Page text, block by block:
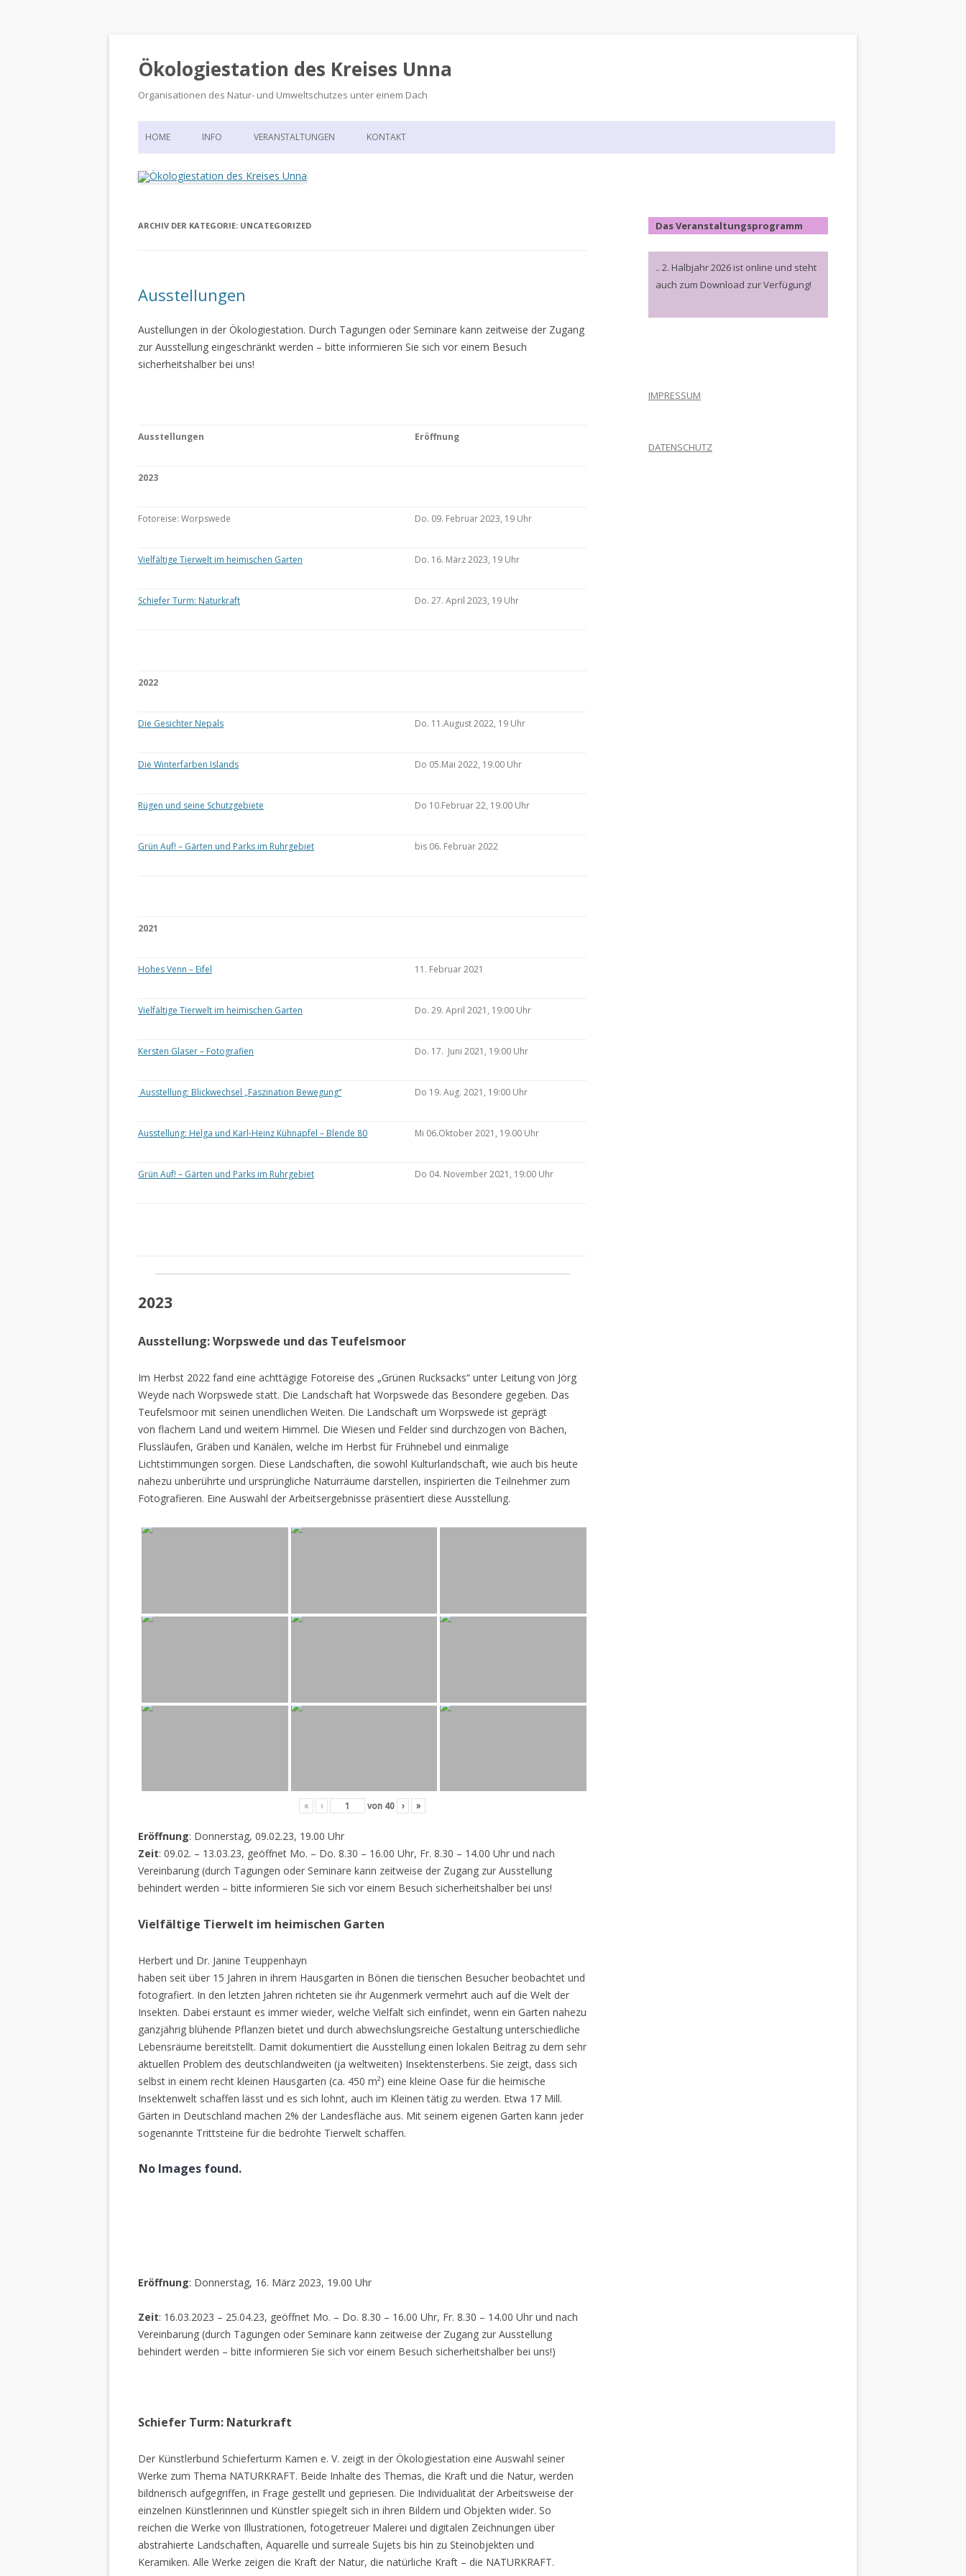
Ökologiestation des Kreises Unna
Organisationen des Natur- und Umweltschutzes unter einem Dach
Zum
HOME INFO VERANSTALTUNGEN KONTAKT
ARCHIV DER KATEGORIE: UNCATEGORIZED
Ausstellungen
Austellungen in der Ökologiestation. Durch Tagungen oder Seminare kann zeitweise der Zugang
zur Ausstellung eingeschränkt werden – bitte informieren Sie sich vor einem Besuch
sicherheitshalber bei uns!
Ausstellungen Eröffnung
2023
Fotoreise: Worpswede Do. 09. Februar 2023, 19 Uhr
Vielfältige Tierwelt im heimischen Garten Do. 16. März 2023, 19 Uhr
Schiefer Turm: Naturkraft Do. 27. April 2023, 19 Uhr
2022
Die Gesichter Nepals Do. 11.August 2022, 19 Uhr
Die Winterfarben Islands Do 05.Mai 2022, 19.00 Uhr
Rügen und seine Schutzgebiete Do 10.Februar 22, 19.00 Uhr
Grün Auf! – Gärten und Parks im Ruhrgebiet bis 06. Februar 2022
2021
Hohes Venn – Eifel 11. Februar 2021
Vielfältige Tierwelt im heimischen Garten Do. 29. April 2021, 19:00 Uhr
Kersten Glaser – Fotografien Do. 17. Juni 2021, 19:00 Uhr
Ausstellung: Blickwechsel „Faszination Bewegung“ Do 19. Aug. 2021, 19:00 Uhr
Ausstellung: Helga und Karl-Heinz Kühnapfel – Blende 80 Mi 06.Oktober 2021, 19.00 Uhr
Grün Auf! – Gärten und Parks im Ruhrgebiet Do 04. November 2021, 19:00 Uhr
2023
Ausstellung: Worpswede und das Teufelsmoor
Im Herbst 2022 fand eine achttägige Fotoreise des „Grünen Rucksacks“ unter Leitung von Jörg
Weyde nach Worpswede statt. Die Landschaft hat Worpswede das Besondere gegeben. Das
Teufelsmoor mit seinen unendlichen Weiten. Die Landschaft um Worpswede ist geprägt
von flachem Land und weitem Himmel. Die Wiesen und Felder sind durchzogen von Bächen,
Flussläufen, Gräben und Kanälen, welche im Herbst für Frühnebel und einmalige
Lichtstimmungen sorgen. Diese Landschaften, die sowohl Kulturlandschaft, wie auch bis heute
nahezu unberührte und ursprüngliche Naturräume darstellen, inspirierten die Teilnehmer zum
Fotografieren. Eine Auswahl der Arbeitsergebnisse präsentiert diese Ausstellung.
« ‹ von 40 › »
Eröffnung: Donnerstag, 09.02.23, 19.00 Uhr
Zeit: 09.02. – 13.03.23, geöffnet Mo. – Do. 8.30 – 16.00 Uhr, Fr. 8.30 – 14.00 Uhr und nach
Vereinbarung (durch Tagungen oder Seminare kann zeitweise der Zugang zur Ausstellung
behindert werden – bitte informieren Sie sich vor einem Besuch sicherheitshalber bei uns!
Vielfältige Tierwelt im heimischen Garten
Herbert und Dr. Janine Teuppenhayn
haben seit über 15 Jahren in ihrem Hausgarten in Bönen die tierischen Besucher beobachtet und
fotografiert. In den letzten Jahren richteten sie ihr Augenmerk vermehrt auch auf die Welt der
Insekten. Dabei erstaunt es immer wieder, welche Vielfalt sich einfindet, wenn ein Garten nahezu
ganzjährig blühende Pflanzen bietet und durch abwechslungsreiche Gestaltung unterschiedliche
Lebensräume bereitstellt. Damit dokumentiert die Ausstellung einen lokalen Beitrag zu dem sehr
aktuellen Problem des deutschlandweiten (ja weltweiten) Insektensterbens. Sie zeigt, dass sich
selbst in einem recht kleinen Hausgarten (ca. 450 m²) eine kleine Oase für die heimische
Insektenwelt schaffen lässt und es sich lohnt, auch im Kleinen tätig zu werden. Etwa 17 Mill.
Gärten in Deutschland machen 2% der Landesfläche aus. Mit seinem eigenen Garten kann jeder
sogenannte Trittsteine für die bedrohte Tierwelt schaffen.
No Images found.
Eröffnung: Donnerstag, 16. März 2023, 19.00 Uhr
Zeit: 16.03.2023 – 25.04.23, geöffnet Mo. – Do. 8.30 – 16.00 Uhr, Fr. 8.30 – 14.00 Uhr und nach
Vereinbarung (durch Tagungen oder Seminare kann zeitweise der Zugang zur Ausstellung
behindert werden – bitte informieren Sie sich vor einem Besuch sicherheitshalber bei uns!)
Schiefer Turm: Naturkraft
Der Künstlerbund Schieferturm Kamen e. V. zeigt in der Ökologiestation eine Auswahl seiner
Werke zum Thema NATURKRAFT. Beide Inhalte des Themas, die Kraft und die Natur, werden
bildnerisch aufgegriffen, in Frage gestellt und gepriesen. Die Individualität der Arbeitsweise der
einzelnen Künstlerinnen und Künstler spiegelt sich in ihren Bildern und Objekten wider. So
reichen die Werke von Illustrationen, fotogetreuer Malerei und digitalen Zeichnungen über
abstrahierte Landschaften, Aquarelle und surreale Sujets bis hin zu Steinobjekten und
Keramiken. Alle Werke zeigen die Kraft der Natur, die natürliche Kraft – die NATURKRAFT.
Das Veranstaltungsprogramm
.. 2. Halbjahr 2026 ist online und steht
auch zum Download zur Verfügung!
IMPRESSUM
DATENSCHUTZ